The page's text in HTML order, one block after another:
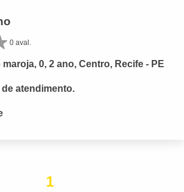
0 aval.
0, 2 ano, Centro, Recife - PE
atendimento.
1